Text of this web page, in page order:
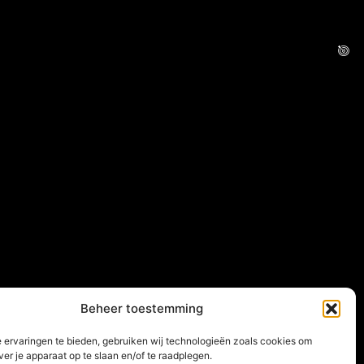
Beheer toestemming
ervaringen te bieden, gebruiken wij technologieën zoals cookies om
je apparaat op te slaan en/of te raadplegen.